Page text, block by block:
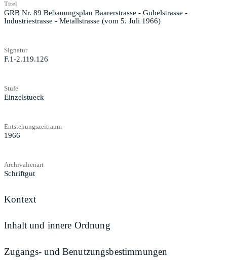
Titel
GRB Nr. 89 Bebauungsplan Baarerstrasse - Gubelstrasse -
Industriestrasse - Metallstrasse (vom 5. Juli 1966)
Signatur
F.1-2.119.126
Stufe
Einzelstueck
Entstehungszeitraum
1966
Archivalienart
Schriftgut
Kontext
Inhalt und innere Ordnung
Zugangs- und Benutzungsbestimmungen